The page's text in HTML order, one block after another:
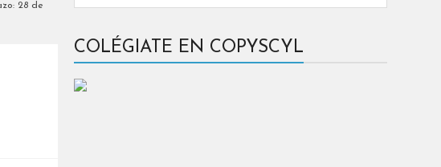
28 de
COLÉGIATE EN COPYSCYL